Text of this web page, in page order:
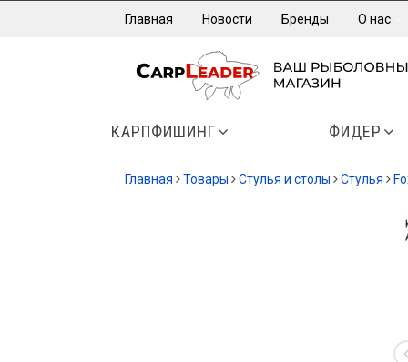
Главная Новости Бренды О нас
КАРПФИШИНГ ФИДЕР
Главная Товары Стулья и столы Стулья
-